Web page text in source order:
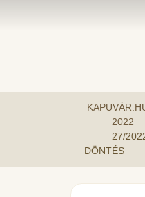
2022
27/
DÖNTÉS